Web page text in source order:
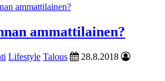
ammattilainen?
Lifestyle Talous
28.8.2018